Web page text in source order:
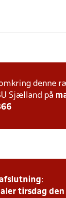
denne
Sjælland på
:
tirsdag den